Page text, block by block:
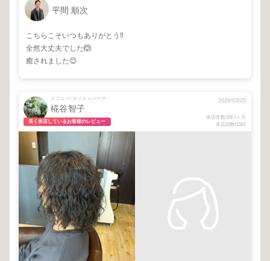
平間 順次
こちらこそいつもありがとう‼︎
全然大丈夫でした🙆
癒されました😊
メニュー/ カット＋パーマ
椛谷智子
長く来店しているお客様のレビュー
2026/03/05
来店年数/3年1ヶ月
来店回数/15回